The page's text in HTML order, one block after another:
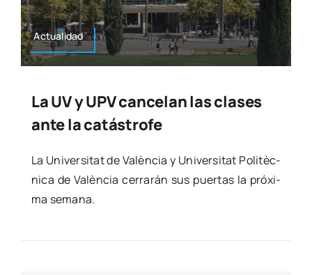
Actua­li­dad
La UV y UPV cancelan las clases
ante la catástrofe
La Uni­ver­si­tat de Valèn­cia y Uni­ver­si­tat Poli­tèc­
ni­ca de Valèn­cia cerra­rán sus puer­tas la pró­xi­
ma sema­na.